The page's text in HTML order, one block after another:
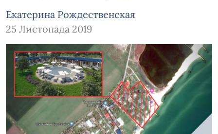
Екатерина Рождественская
25 Листопада 2019
Зображення завантажується